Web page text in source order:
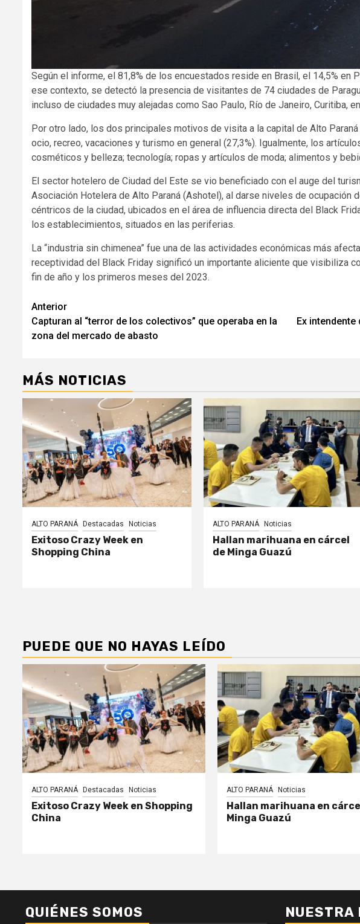
Según el informe, el 81,8% de los encuestados reside en Brasil, el 14,5% en
ese contexto, se detectó la presencia de visitantes de 74 ciudades de
incluso de ciudades muy alejadas como Sao Paulo, Río de Janeiro, Curitiba,
Por otro lado, los dos principales motivos de visita a la capital de Alto
ocio, recreo, vacaciones y turismo en general (27,3%). Igualmente, los
cosméticos y belleza; tecnología; ropas y artículos de moda; alimentos y
El sector hotelero de Ciudad del Este se vio beneficiado con el auge del
Asociación Hotelera de Alto Paraná (Ashotel), al darse niveles de ocupación
céntricos de la ciudad, ubicados en el área de influencia directa del Black
los establecimientos, situados en las periferias.
La “industria sin chimenea” fue una de las actividades económicas más
receptividad del Black Friday significó un importante aliciente que visibiliza
fin de año y los primeros meses del 2023.
Navegación
de
Anterior
Capturan al “terror de los colectivos” que operaba en la
zona del mercado de abasto
Ex
MÁS NOTICIAS
ALTO PARANÁ Destacadas Noticias
Exitoso Crazy Week en
Shopping China
ALTO PARANÁ Noticias
Hallan marihuana en cárcel
de Minga Guazú
PUEDE QUE NO HAYAS LEÍDO
ALTO PARANÁ Destacadas Noticias
Exitoso Crazy Week en Shopping
China
ALTO PARANÁ Noticias
Hallan marihuana en
Minga Guazú
QUIÉNES SOMOS NUESTRA